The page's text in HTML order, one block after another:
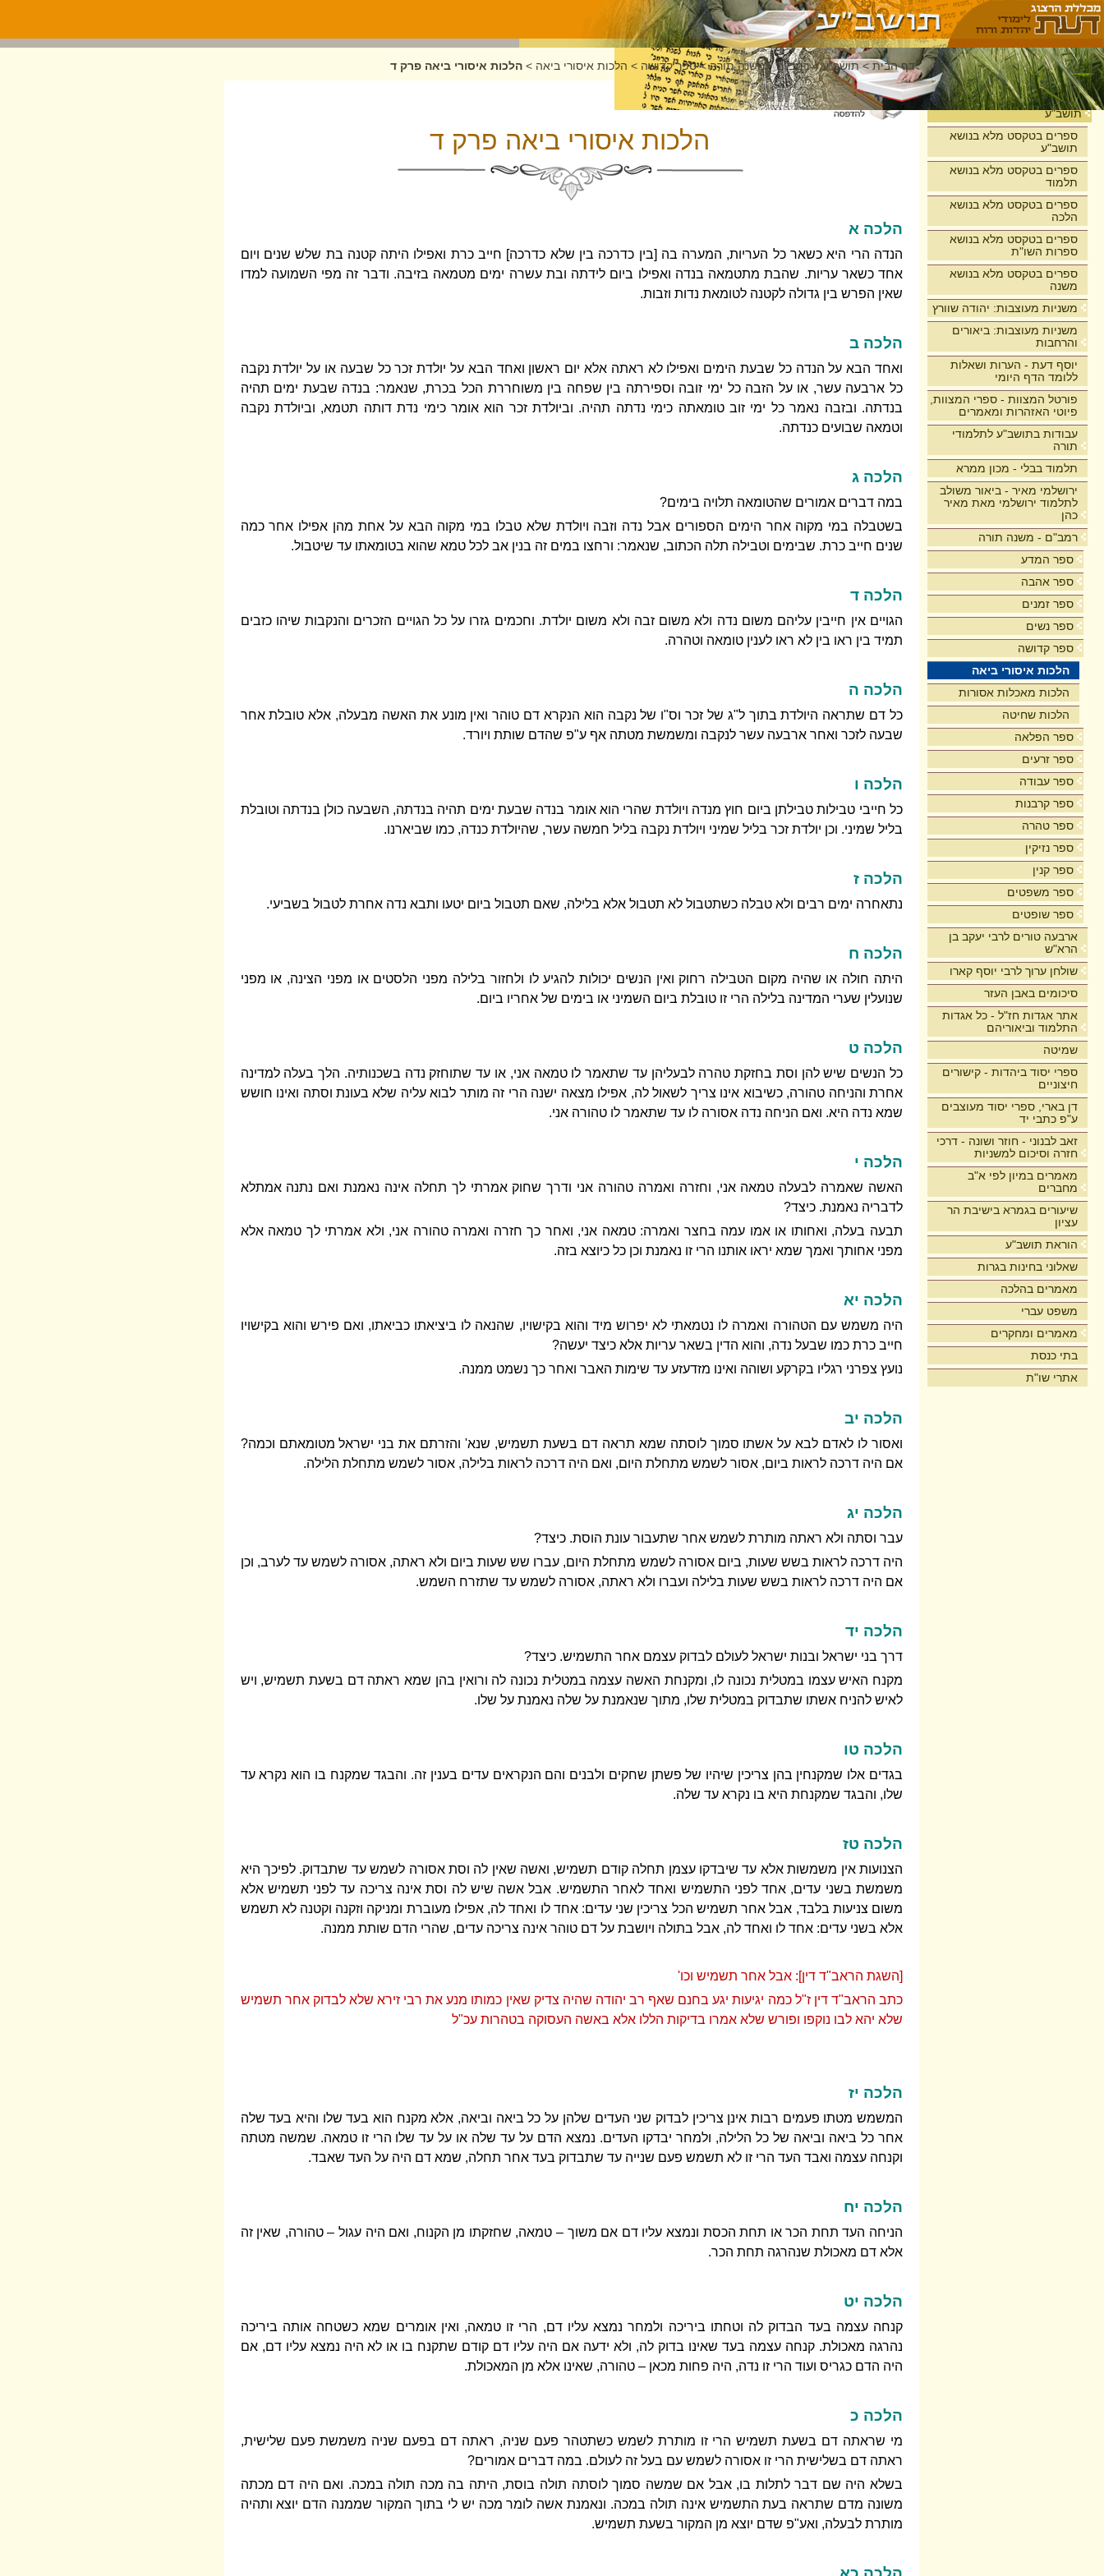
בית
תושב"ע
ספרים בטקסט מלא בנושא
תושב"ע
ספרים בטקסט מלא בנושא
תלמוד
ספרים בטקסט מלא בנושא
הלכה
ספרים בטקסט מלא בנושא
ספרות השו"ת
ספרים בטקסט מלא בנושא
משנה
משניות מעוצבות: יהודה שוורץ
משניות מעוצבות: ביאורים
והרחבות
יוסף דעת - הערות ושאלות
ללומד הדף היומי
פורטל המצוות - ספרי המצוות,
פיוטי האזהרות ומאמרים
עבודות בתושב"ע לתלמודי
תורה
תלמוד בבלי - מכון ממרא
ירושלמי מאיר - ביאור משולב
לתלמוד ירושלמי מאת מאיר
כהן
רמב"ם - משנה תורה
ספר המדע
ספר אהבה
ספר זמנים
ספר נשים
ספר קדושה
הלכות איסורי ביאה
הלכות מאכלות אסורות
הלכות שחיטה
ספר הפלאה
ספר זרעים
ספר עבודה
ספר קרבנות
ספר טהרה
ספר נזיקין
ספר קנין
ספר משפטים
ספר שופטים
ארבעה טורים לרבי יעקב בן
הרא"ש
שולחן ערוך לרבי יוסף קארו
סיכומים באבן העזר
אתר אגדות חז"ל - כל אגדות
התלמוד וביאוריהם
שמיטה
ספרי יסוד ביהדות - קישורים
חיצוניים
דן בארי, ספרי יסוד מעוצבים
ע"פ כתבי יד
זאב לבנוני - חוזר ושונה - דרכי
חזרה וסיכום למשניות
מאמרים במיון לפי א"ב
מחברים
שיעורים בגמרא בישיבת הר
עציון
הוראת תושב"ע
שאלוני בחינות בגרות
מאמרים בהלכה
משפט עברי
מאמרים ומחקרים
בתי כנסת
אתרי שו"ת
דף הבית >תושב"ע >רמב"ם - משנה תורה>ספר קדושה > הלכות איסורי ביאה > הלכות איסורי ביאה פרק ד
הלכות איסורי ביאה פרק ד
הלכה א
הנדה הרי היא כשאר כל העריות, המערה בה [בין כדרכה בין שלא כדרכה] חייב כרת ואפילו היתה קטנה בת שלש שנים ויום
אחד כשאר עריות. שהבת מתטמאה בנדה ואפילו ביום לידתה ובת עשרה ימים מטמאה בזיבה. ודבר זה מפי השמועה למדו
שאין הפרש בין גדולה לקטנה לטומאת נדות וזבות.
הלכה ב
ואחד הבא על הנדה כל שבעת הימים ואפילו לא ראתה אלא יום ראשון ואחד הבא על יולדת זכר כל שבעה או על יולדת נקבה
כל ארבעה עשר, או על הזבה כל ימי זובה וספירתה בין שפחה בין משוחררת הכל בכרת, שנאמר: בנדה שבעת ימים תהיה
בנדתה. ובזבה נאמר כל ימי זוב טומאתה כימי נדתה תהיה. וביולדת זכר הוא אומר כימי נדת דותה תטמא, וביולדת נקבה
וטמאה שבועים כנדתה.
הלכה ג
במה דברים אמורים שהטומאה תלויה בימים?
בשטבלה במי מקוה אחר הימים הספורים אבל נדה וזבה ויולדת שלא טבלו במי מקוה הבא על אחת מהן אפילו אחר כמה
שנים חייב כרת. שבימים וטבילה תלה הכתוב, שנאמר: ורחצו במים זה בנין אב לכל טמא שהוא בטומאתו עד שיטבול.
הלכה ד
הגויים אין חייבין עליהם משום נדה ולא משום זבה ולא משום יולדת. וחכמים גזרו על כל הגויים הזכרים והנקבות שיהו כזבים
תמיד בין ראו בין לא ראו לענין טומאה וטהרה.
הלכה ה
כל דם שתראה היולדת בתוך ל"ג של זכר וס"ו של נקבה הוא הנקרא דם טוהר ואין מונע את האשה מבעלה, אלא טובלת אחר
שבעה לזכר ואחר ארבעה עשר לנקבה ומשמשת מטתה אף ע"פ שהדם שותת ויורד.
הלכה ו
כל חייבי טבילות טבילתן ביום חוץ מנדה ויולדת שהרי הוא אומר בנדה שבעת ימים תהיה בנדתה, השבעה כולן בנדתה וטובלת
בליל שמיני. וכן יולדת זכר בליל שמיני ויולדת נקבה בליל חמשה עשר, שהיולדת כנדה, כמו שביארנו.
הלכה ז
נתאחרה ימים רבים ולא טבלה כשתטבול לא תטבול אלא בלילה, שאם תטבול ביום יטעו ותבא נדה אחרת לטבול בשביעי.
הלכה ח
היתה חולה או שהיה מקום הטבילה רחוק ואין הנשים יכולות להגיע לו ולחזור בלילה מפני הלסטים או מפני הצינה, או מפני
שנועלין שערי המדינה בלילה הרי זו טובלת ביום השמיני או בימים של אחריו ביום.
הלכה ט
כל הנשים שיש להן וסת בחזקת טהרה לבעליהן עד שתאמר לו טמאה אני, או עד שתוחזק נדה בשכנותיה. הלך בעלה למדינה
אחרת והניחה טהורה, כשיבוא אינו צריך לשאול לה, אפילו מצאה ישנה הרי זה מותר לבוא עליה שלא בעונת וסתה ואינו חושש
שמא נדה היא. ואם הניחה נדה אסורה לו עד שתאמר לו טהורה אני.
הלכה י
האשה שאמרה לבעלה טמאה אני, וחזרה ואמרה טהורה אני ודרך שחוק אמרתי לך תחלה אינה נאמנת ואם נתנה אמתלא
לדבריה נאמנת. כיצד?
תבעה בעלה, ואחותו או אמו עמה בחצר ואמרה: טמאה אני, ואחר כך חזרה ואמרה טהורה אני, ולא אמרתי לך טמאה אלא
מפני אחותך ואמך שמא יראו אותנו הרי זו נאמנת וכן כל כיוצא בזה.
הלכה יא
היה משמש עם הטהורה ואמרה לו נטמאתי לא יפרוש מיד והוא בקישויו, שהנאה לו ביציאתו כביאתו, ואם פירש והוא בקישויו
חייב כרת כמו שבעל נדה, והוא הדין בשאר עריות אלא כיצד יעשה?
נועץ צפרני רגליו בקרקע ושוהה ואינו מזדעזע עד שימות האבר ואחר כך נשמט ממנה.
הלכה יב
ואסור לו לאדם לבא על אשתו סמוך לוסתה שמא תראה דם בשעת תשמיש, שנא' והזרתם את בני ישראל מטומאתם וכמה?
אם היה דרכה לראות ביום, אסור לשמש מתחלת היום, ואם היה דרכה לראות בלילה, אסור לשמש מתחלת הלילה.
הלכה יג
עבר וסתה ולא ראתה מותרת לשמש אחר שתעבור עונת הוסת. כיצד?
היה דרכה לראות בשש שעות, ביום אסורה לשמש מתחלת היום, עברו שש שעות ביום ולא ראתה, אסורה לשמש עד לערב, וכן
אם היה דרכה לראות בשש שעות בלילה ועברו ולא ראתה, אסורה לשמש עד שתזרח השמש.
הלכה יד
דרך בני ישראל ובנות ישראל לעולם לבדוק עצמם אחר התשמיש. כיצד?
מקנח האיש עצמו במטלית נכונה לו, ומקנחת האשה עצמה במטלית נכונה לה ורואין בהן שמא ראתה דם בשעת תשמיש, ויש
לאיש להניח אשתו שתבדוק במטלית שלו, מתוך שנאמנת על שלה נאמנת על שלו.
הלכה טו
בגדים אלו שמקנחין בהן צריכין שיהיו של פשתן שחקים ולבנים והם הנקראים עדים בענין זה. והבגד שמקנח בו הוא נקרא עד
שלו, והבגד שמקנחת היא בו נקרא עד שלה.
הלכה טז
הצנועות אין משמשות אלא עד שיבדקו עצמן תחלה קודם תשמיש, ואשה שאין לה וסת אסורה לשמש עד שתבדוק. לפיכך היא
משמשת בשני עדים, אחד לפני התשמיש ואחד לאחר התשמיש. אבל אשה שיש לה וסת אינה צריכה עד לפני תשמיש אלא
משום צניעות בלבד, אבל אחר תשמיש הכל צריכין שני עדים: אחד לו ואחד לה, אפילו מעוברת ומניקה וזקנה וקטנה לא תשמש
אלא בשני עדים: אחד לו ואחד לה, אבל בתולה ויושבת על דם טוהר אינה צריכה עדים, שהרי הדם שותת ממנה.
[השגת הראב"ד דין]: אבל אחר תשמיש וכו'
כתב הראב"ד דין ז"ל כמה יגיעות יגע בחנם שאף רב יהודה שהיה צדיק שאין כמותו מנע את רבי זירא שלא לבדוק אחר תשמיש
שלא יהא לבו נוקפו ופורש שלא אמרו בדיקות הללו אלא באשה העסוקה בטהרות עכ"ל
הלכה יז
המשמש מטתו פעמים רבות אינן צריכין לבדוק שני העדים שלהן על כל ביאה וביאה, אלא מקנח הוא בעד שלו והיא בעד שלה
אחר כל ביאה וביאה של כל הלילה, ולמחר יבדקו העדים. נמצא הדם על עד שלה או על עד שלו הרי זו טמאה. שמשה מטתה
וקנחה עצמה ואבד העד הרי זו לא תשמש פעם שנייה עד שתבדוק בעד אחר תחלה, שמא דם היה על העד שאבד.
הלכה יח
הניחה העד תחת הכר או תחת הכסת ונמצא עליו דם אם משוך – טמאה, שחזקתו מן הקנוח, ואם היה עגול – טהורה, שאין זה
אלא דם מאכולת שנהרגה תחת הכר.
הלכה יט
קנחה עצמה בעד הבדוק לה וטחתו ביריכה ולמחר נמצא עליו דם, הרי זו טמאה, ואין אומרים שמא כשטחה אותה ביריכה
נהרגה מאכולת. קנחה עצמה בעד שאינו בדוק לה, ולא ידעה אם היה עליו דם קודם שתקנח בו או לא היה נמצא עליו דם, אם
היה הדם כגריס ועוד הרי זו נדה, היה פחות מכאן – טהורה, שאינו אלא מן המאכולת.
הלכה כ
מי שראתה דם בשעת תשמיש הרי זו מותרת לשמש כשתטהר פעם שניה, ראתה דם בפעם שניה משמשת פעם שלישית,
ראתה דם בשלישית הרי זו אסורה לשמש עם בעל זה לעולם. במה דברים אמורים?
בשלא היה שם דבר לתלות בו, אבל אם שמשה סמוך לוסתה תולה בוסת, היתה בה מכה תולה במכה. ואם היה דם מכתה
משונה מדם שתראה בעת התשמיש אינה תולה במכה. ונאמנת אשה לומר מכה יש לי בתוך המקור שממנה הדם יוצא ותהיה
מותרת לבעלה, ואע"פ שדם יוצא מן המקור בשעת תשמיש.